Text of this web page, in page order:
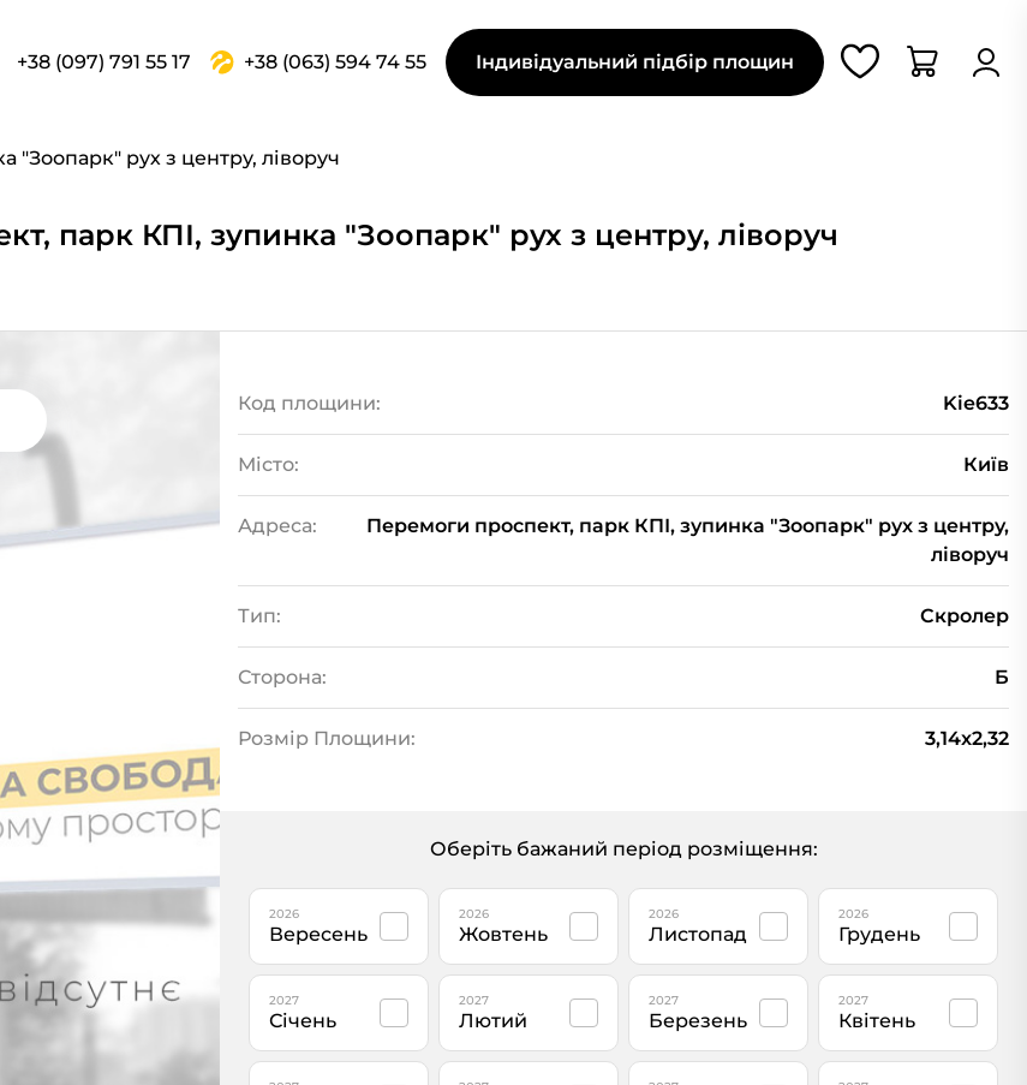
+38 (097) 791 55 17 +38 (063) 594 74 55 Індивідуальний підбір площин
"Зоопарк" рух з центру, ліворуч
парк КПІ, зупинка "Зоопарк" рух з центру, ліворуч
Код площини: Kie633
Місто: Київ
Адреса:
Перемоги проспект, парк КПІ, зупинка "Зоопарк" рух з центру,
ліворуч
Тип: Скролер
Сторона: Б
Розмір Площини: 3,14x2,32
Оберіть бажаний період розміщення:
2026
Вересень
2026
Жовтень
2026
Листопад
2026
Грудень
2027
Січень
2027
Лютий
2027
Березень
2027
Квітень